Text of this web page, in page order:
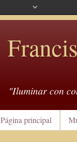
"Iluminar con
Página principal